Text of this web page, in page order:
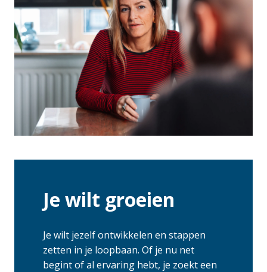
Je wilt groeien
Je wilt jezelf ontwikkelen en stappen
zetten in je loopbaan. Of je nu net
begint of al ervaring hebt, je zoekt een